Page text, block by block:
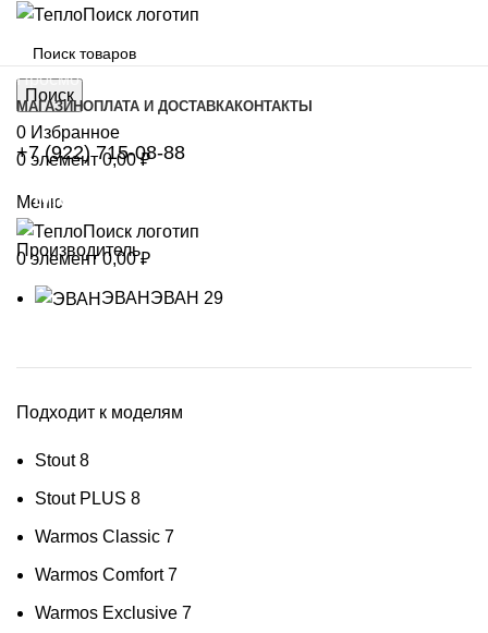
Поиск
+7 (922) 715-08-88
Меню
0элемент 0,00₽
Просмотр категорий
МАГАЗИНОПЛАТА И ДОСТАВКАКОНТАКТЫ
0 Избранное
0элемент 0,00₽
Магазин
Производитель
ЭВАН ЭВАН 29
Подходит к моделям
Stout 8
Stout PLUS 8
Warmos Classic 7
Warmos Comfort 7
Warmos Exclusive 7